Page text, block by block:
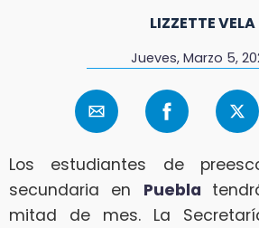
LIZZETTE VELA
Jueves, Marzo 5,
Los estudiantes de
secundaria en Puebla
mitad de mes. La